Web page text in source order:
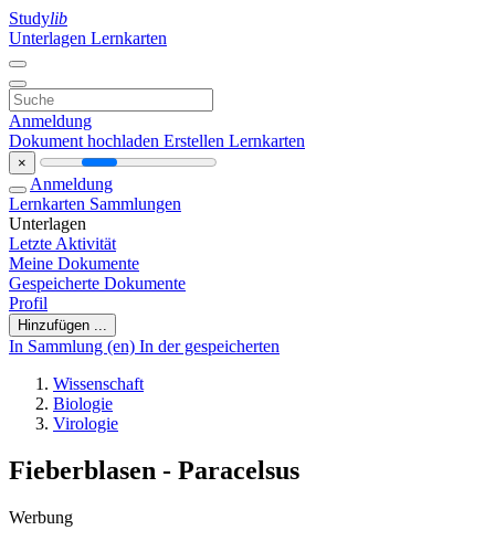
Studylib
Unterlagen Lernkarten
Anmeldung
Dokument hochladen Erstellen Lernkarten
×
Anmeldung
Lernkarten Sammlungen
Unterlagen
Letzte Aktivität
Meine Dokumente
Gespeicherte Dokumente
Profil
Hinzufügen ...
In Sammlung (en) In der gespeicherten
Wissenschaft
Biologie
Virologie
Fieberblasen - Paracelsus
Werbung